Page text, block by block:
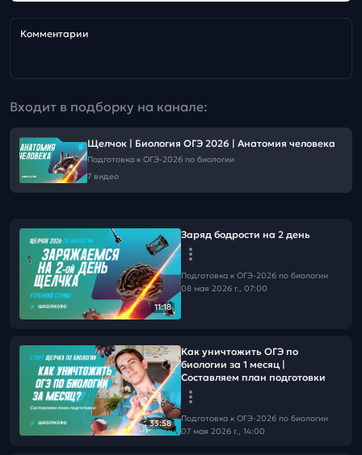
Комментарии
Входит в подборку на канале:
Щелчок | Биология ОГЭ 2026 | Анатомия человека
Подготовка к ОГЭ-2026 по биологии
7 видео
11:18
Заряд бодрости на 2 день
Подготовка к ОГЭ-2026 по биологии
08 мая 2026 г., 07:00
33:58
Как уничтожить ОГЭ по
биологии за 1 месяц |
Составляем план подготовки
Подготовка к ОГЭ-2026 по биологии
07 мая 2026 г., 14:00